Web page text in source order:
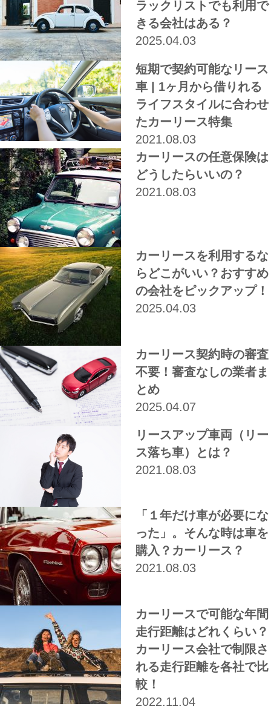
ラックリストでも利用で
きる会社はある？
2025.04.03
短期で契約可能なリース
車 | 1ヶ月から借りれる
ライフスタイルに合わせ
たカーリース特集
2021.08.03
カーリースの任意保険は
どうしたらいいの？
2021.08.03
カーリースを利用するな
らどこがいい？おすすめ
の会社をピックアップ！
2025.04.03
カーリース契約時の審査
不要！審査なしの業者ま
とめ
2025.04.07
リースアップ車両（リー
ス落ち車）とは？
2021.08.03
「１年だけ車が必要にな
った」。そんな時は車を
購入？カーリース？
2021.08.03
カーリースで可能な年間
走行距離はどれくらい？
カーリース会社で制限さ
れる走行距離を各社で比
較！
2022.11.04